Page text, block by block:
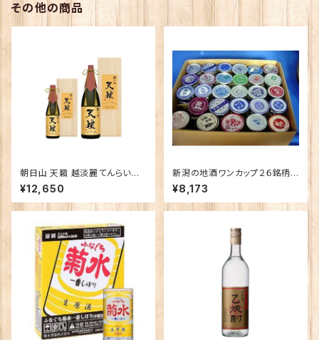
その他の商品
朝日山 天籟 越淡麗てんらい
こしたんれい 純米大吟醸 180
0ｍｌ
¥12,650
新潟の地酒ワンカップ２６銘柄
飲み比べ
¥8,173